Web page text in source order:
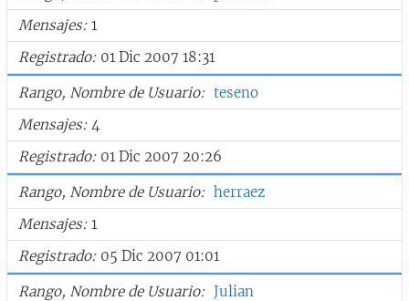
Mensajes 1
Registrado 01 Dic 2007 18:31
Rango, Nombre de Usuario
teseno
Mensajes 4
Registrado 01 Dic 2007 20:26
Rango, Nombre de Usuario
herraez
Mensajes 1
Registrado 05 Dic 2007 01:01
Rango, Nombre de Usuario
Julian